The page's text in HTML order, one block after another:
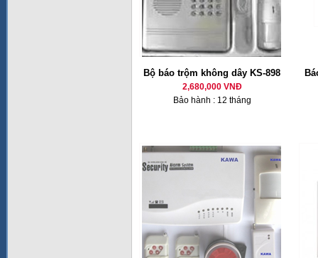
Bộ báo trộm không dây KS-898
2,680,000 VNĐ
Bảo hành : 12 tháng